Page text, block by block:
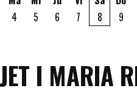
4
5
6
7
8
9
I MARIA